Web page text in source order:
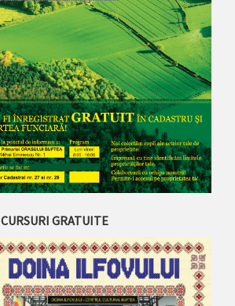
CURSURI GRATUITE